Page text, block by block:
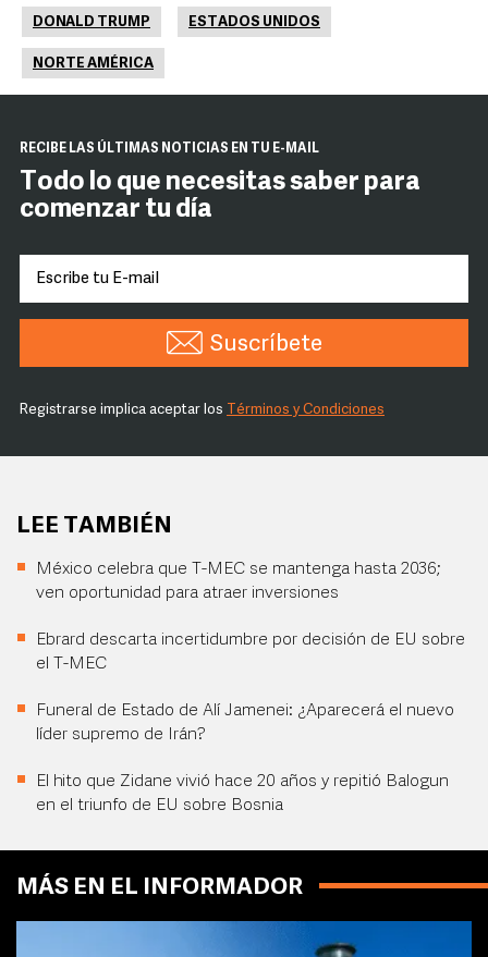
DONALD TRUMP ESTADOS UNIDOS
NORTE AMÉRICA
RECIBE LAS ÚLTIMAS NOTICIAS EN TU E-MAIL
Todo lo que necesitas saber para
comenzar tu día
Suscríbete
Registrarse implica aceptar los Términos y Condiciones
LEE TAMBIÉN
México celebra que T-MEC se mantenga hasta 2036;
ven oportunidad para atraer inversiones
Ebrard descarta incertidumbre por decisión de EU sobre
el T-MEC
Funeral de Estado de Alí Jamenei: ¿Aparecerá el nuevo
líder supremo de Irán?
El hito que Zidane vivió hace 20 años y repitió Balogun
en el triunfo de EU sobre Bosnia
MÁS EN EL INFORMADOR